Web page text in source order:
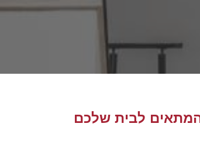
המתאים לבית שלכם